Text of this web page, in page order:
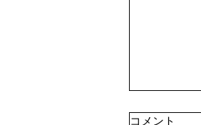
「夏休
コメント